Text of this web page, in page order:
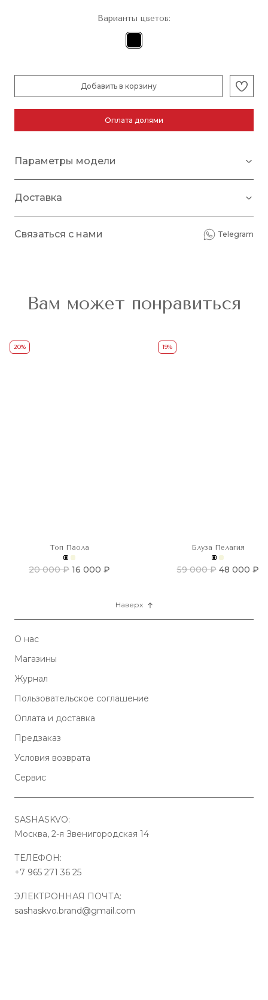
Варианты цветов:
Добавить в корзину
Оплата долями
Параметры модели
Доставка
Связаться с нами Telegram
Вам может понравиться
20%
Топ Паола
20 000 ₽ 16 000 ₽
19%
Блуза Пелагия
59 000 ₽ 48 000 ₽
Наверх
О нас
Магазины
Журнал
Пользовательское соглашение
Оплата и доставка
Предзаказ
Условия возврата
Сервис
SASHASKVO:
Москва, 2-я Звенигородская 14
ТЕЛЕФОН:
+7 965 271 36 25
ЭЛЕКТРОННАЯ ПОЧТА:
sashaskvo.brand@gmail.com